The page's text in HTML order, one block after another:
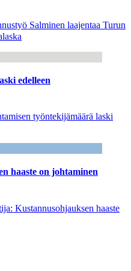
Salminen laajentaa Turun
edelleen
työntekijämäärä laski
haaste on johtaminen
Kustannusohjauksen haaste